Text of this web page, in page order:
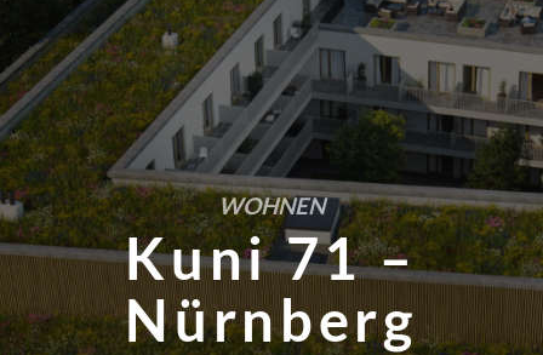
Kuni 71 –
Nürnberg
WOHNEN